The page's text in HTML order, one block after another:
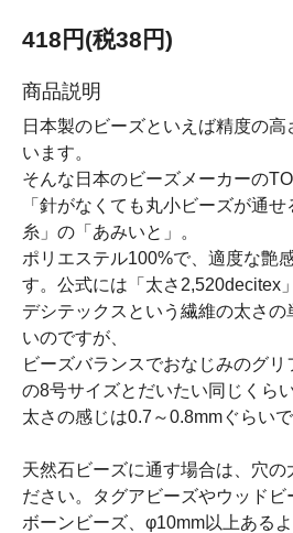
418円(税38円)
商品説明
日本製のビーズといえば精度の
います。
そんな日本のビーズメーカーの
「針がなくても丸小ビーズが通
糸」の「あみいと」。
ポリエステル100%で、適度な艶
す。公式には「太さ2,520decitex
デシテックスという繊維の太さ
いのですが、
ビーズバランスでおなじみのグ
の8号サイズとだいたい同じくらい
太さの感じは0.7～0.8mmぐらいで
天然石ビーズに通す場合は、穴の
ださい。タグアビーズやウッドビ
ボーンビーズ、φ10mm以上ある